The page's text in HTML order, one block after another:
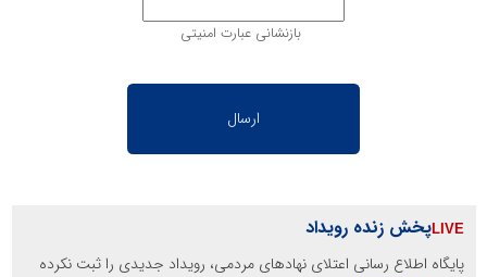
بازنشانی عبارت امنیتی
پخش زنده رویداد
پایگاه اطلاع رسانی اعتلای نهادهای مردمی، رویداد جدیدی را ثبت نکرده